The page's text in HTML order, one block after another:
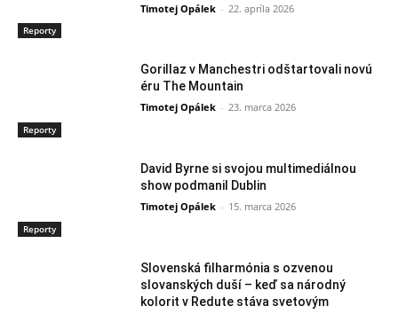
Reporty
Timotej Opálek - 22. apríla 2026
Reporty
Gorillaz v Manchestri odštartovali novú
éru The Mountain
Timotej Opálek - 23. marca 2026
Reporty
David Byrne si svojou multimediálnou
show podmanil Dublin
Timotej Opálek - 15. marca 2026
Slovenská filharmónia s ozvenou
slovanských duší – keď sa národný
kolorit v Redute stáva svetovým